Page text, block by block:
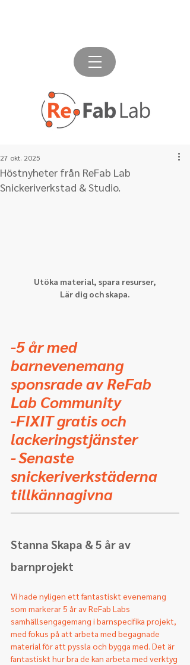
Höstnyheter från ReFab Lab
Snickeriverkstad & Studio.
27 okt. 2025
Utöka material, spara resurser,
Lär dig och skapa.
-5 år med
barnevenemang
sponsrade av ReFab
Lab Community
-FIXIT gratis och
lackeringstjänster
-Senaste
snickeriverkstäderna
tillkännagivna
Stanna Skapa & 5 år av
barnprojekt
Vi hade nyligen ett fantastiskt evenemang
som markerar 5 år av ReFab Labs
samhällsengagemang i barnspecifika projekt,
med fokus på att arbeta med begagnade
material för att pyssla och bygga med. Det är
fantastiskt hur bra de kan arbeta med verktyg